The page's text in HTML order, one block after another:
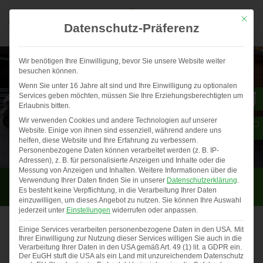
Erfolgsbeispiele
Gewinner Fotowettbewerb 2025
Auch in diesem Jahr haben uns …
Mit
Datenschutz-Präferenz
Wir benötigen Ihre Einwilligung, bevor Sie unsere Website weiter
besuchen können.
Wenn Sie unter 16 Jahre alt sind und Ihre Einwilligung zu optionalen
Services geben möchten, müssen Sie Ihre Erziehungsberechtigten um
Erlaubnis bitten.
Wir verwenden Cookies und andere Technologien auf unserer
Website. Einige von ihnen sind essenziell, während andere uns
helfen, diese Website und Ihre Erfahrung zu verbessern.
Personenbezogene Daten können verarbeitet werden (z. B. IP-
Adressen), z. B. für personalisierte Anzeigen und Inhalte oder die
Messung von Anzeigen und Inhalten. Weitere Informationen über die
Verwendung Ihrer Daten finden Sie in unserer Datenschutzerklärung.
Es besteht keine Verpflichtung, in die Verarbeitung Ihrer Daten
einzuwilligen, um dieses Angebot zu nutzen. Sie können Ihre Auswahl
jederzeit unter Einstellungen widerrufen oder anpassen.
Einige Services verarbeiten personenbezogene Daten in den USA. Mit
Ihrer Einwilligung zur Nutzung dieser Services willigen Sie auch in die
Verarbeitung Ihrer Daten in den USA gemäß Art. 49 (1) lit. a GDPR ein.
Der EuGH stuft die USA als ein Land mit unzureichendem Datenschutz